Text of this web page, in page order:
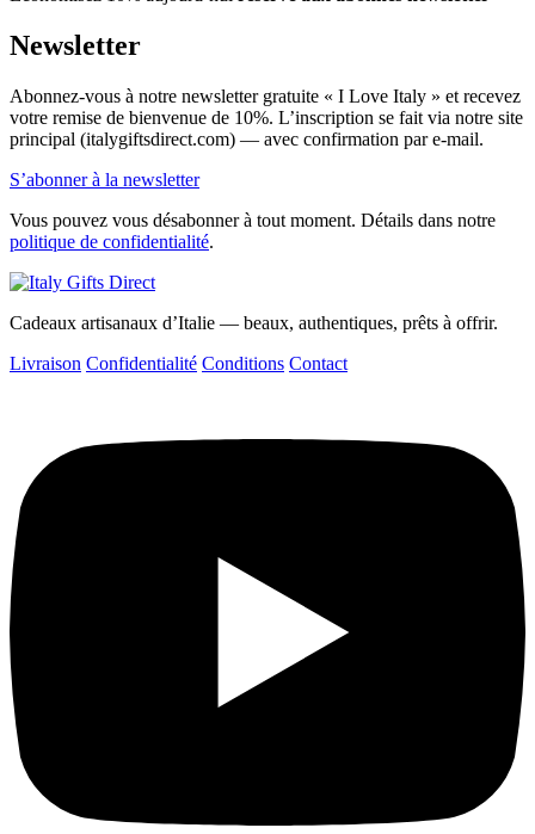
Newsletter
Abonnez-vous à notre newsletter gratuite « I Love Italy » et recevez
votre remise de bienvenue de 10%. L’inscription se fait via notre site
principal (italygiftsdirect.com) — avec confirmation par e-mail.
S’abonner à la newsletter
Vous pouvez vous désabonner à tout moment. Détails dans notre
politique de confidentialité.
Cadeaux artisanaux d’Italie — beaux, authentiques, prêts à offrir.
Livraison Confidentialité Conditions Contact